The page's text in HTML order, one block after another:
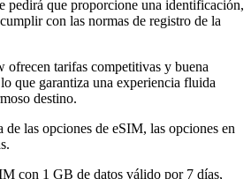
pedirá que proporcione una identificación,
con las normas de registro de la
tarifas competitivas y buena
que garantiza una experiencia fluida
destino.
de las opciones de eSIM, las opciones en
con 1 GB de datos válido por 7 días,